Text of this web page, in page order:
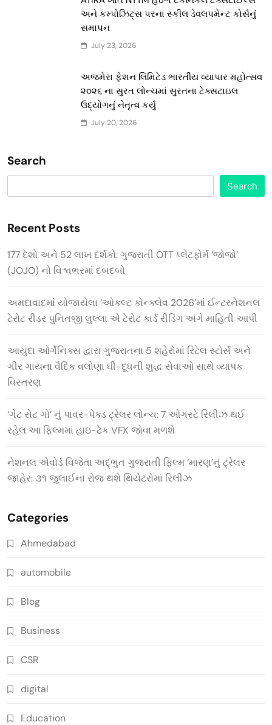
અને કમ્પોઝિટ્સ પરના સ્કીલ ડેવલપમેન્ટ કોર્સનું
સમાપન
July 23, 2026
અજમેરા ફેશન લિમિટેડ ભારતીય વ્યાપાર મહોત્સવ
૨૦૨૬ ના સુરત લોન્ચમાં સુરતના ટેક્સટાઇલ
ઉદ્યોગનું નેતૃત્વ કર્યું
July 20, 2026
Search
Search
Recent Posts
177 દેશો અને 52 લાખ દર્શકો: ગુજરાતી OTT પ્લેટફોર્મ ‘જોજો’
(JOJO) નો વિશ્વભરમાં દબદબો
અમદાવાદમાં યોજાયેલા ‘ઓકલ્ટ કોન્ક્લેવ 2026’માં ઈન્ટરનેશનલ
ટેરોટ રીડર પુનિતજી લુલ્લા એ ટેરોટ કાર્ડ રીડિંગ અંગે માહિતી આપી
આયુદા ઓર્ગેનિક્સ દ્વારા ગુજરાતના 5 શહેરોમાં રિટેલ સ્ટોર્સ અને
ગીર ગાયના વૈદિક વલોણા ઘી-દૂધની શુદ્ધ સેવાઓ સાથે વ્યાપક
વિસ્તરણ
‘ગેટ સેટ ગો’ નું પાવર-પેક્ડ ટ્રેલર લોન્ચ: 7 ઓગસ્ટે રિલીઝ થઈ
રહેલ આ ફિલ્મમાં હાઇ-ટેક VFX જોવા મળશે
નેશનલ એવોર્ડ વિજેતા અદ્ભુત ગુજરાતી ફિલ્મ ‘મારણ’નું ટ્રેલર
જાહેર: ૩૧ જુલાઈના રોજ થશે થિયેટરોમાં રિલીઝ
Categories
Ahmedabad
automobile
Blog
Business
CSR
digital
Education